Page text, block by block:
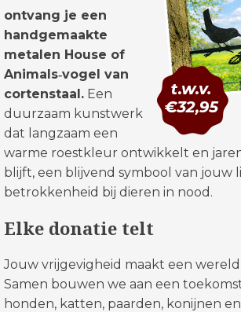
ontvang je een
handgemaakte
metalen House of
Animals‑vogel van
cortenstaal. Een
duurzaam kunstwerk
dat langzaam een
warme roestkleur ontwikkelt en
blijft, een blijvend symbool van jouw
betrokkenheid bij dieren in nood.
Elke donatie telt
Jouw vrijgevigheid maakt een wereld
Samen bouwen we aan een
honden, katten, paarden, konijnen